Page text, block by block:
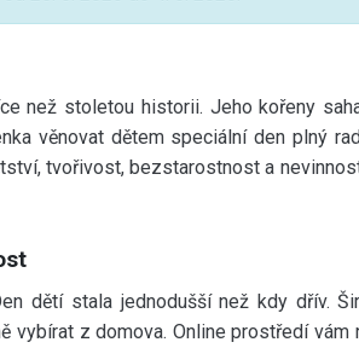
než stoletou historii. Jeho kořeny
věnovat dětem speciální den plný
tvořivost, bezstarostnost a
dětí stala jednodušší než kdy dřív.
z domova. Online prostředí